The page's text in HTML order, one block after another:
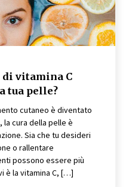
di vitamina C
tua pelle?
cutaneo è diventato
la cura della pelle è
Sia che tu desideri
o rallentare
possono essere più
è la vitamina C, […]